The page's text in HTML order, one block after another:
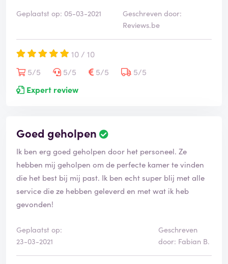
Geplaatst op: 05-03-2021
Geschreven door:
Reviews.be
10 / 10
5/5
5/5 5/5
5/5
Expert review
Goed geholpen
Ik ben erg goed geholpen door het personeel. Ze
hebben mij geholpen om de perfecte kamer te vinden
die het best bij mij past. Ik ben echt super blij met alle
service die ze hebben geleverd en met wat ik heb
gevonden!
Geplaatst op:
23-03-2021
Geschreven
door: Fabian B.